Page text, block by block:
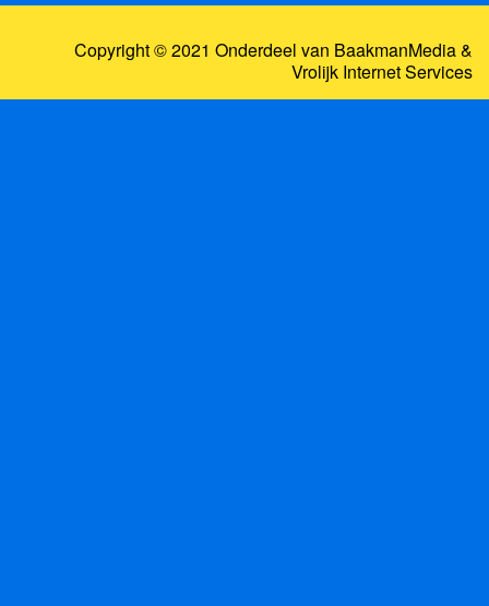
Copyright © 2021 Onderdeel van BaakmanMedia&
Vrolijk Internet Services